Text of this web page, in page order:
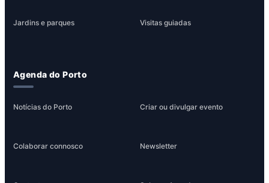
Jardins e parques Visitas guiadas
Agenda do Porto
Notícias do Porto Criar ou divulgar evento
Colaborar connosco Newsletter